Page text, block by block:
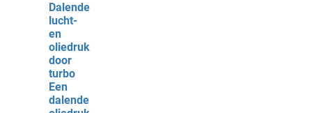
Dalende
lucht-
en
oliedruk
door
turbo
Een
dalende